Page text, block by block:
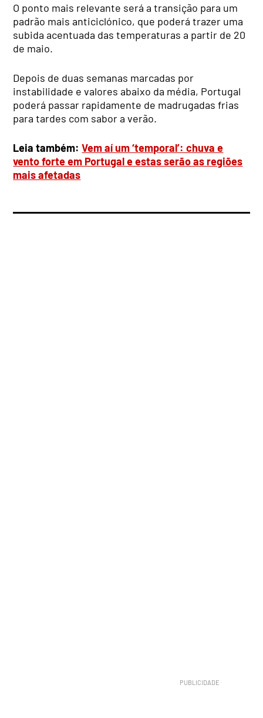
O ponto mais relevante será a transição para um
padrão mais anticiclónico, que poderá trazer uma
subida acentuada das temperaturas a partir de 20
de maio.
Depois de duas semanas marcadas por
instabilidade e valores abaixo da média, Portugal
poderá passar rapidamente de madrugadas frias
para tardes com sabor a verão.
Leia também:Vem aí um ‘temporal’: chuva e
vento forte em Portugal e estas serão as regiões
mais afetadas